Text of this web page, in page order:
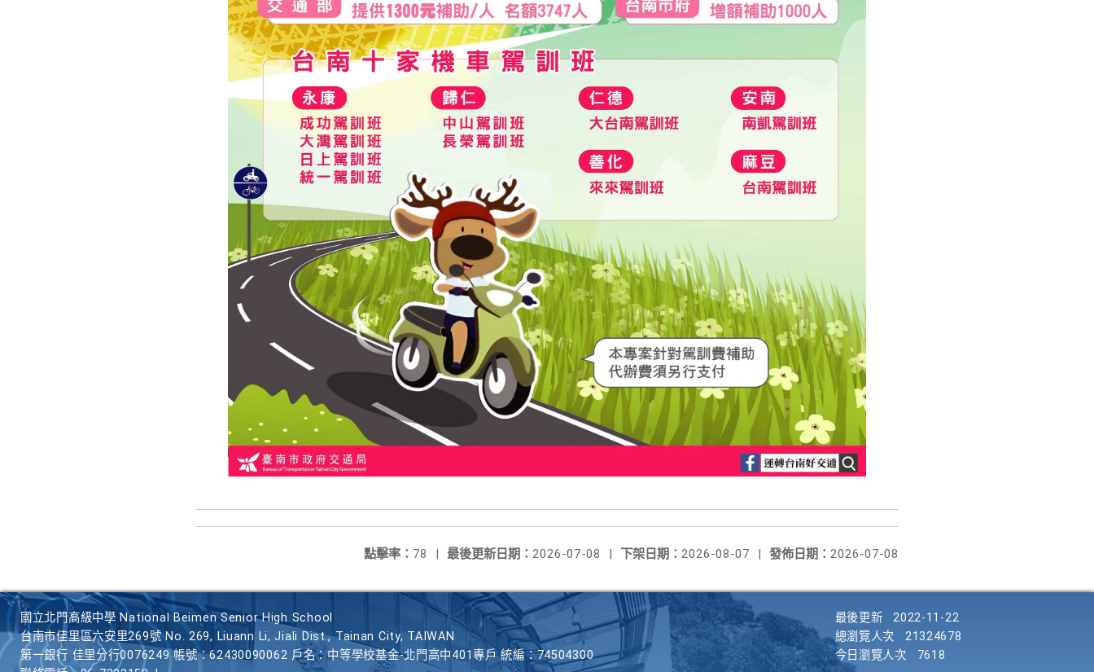
發佈日期： 2026-07-08
下架日期： 2026-08-07 |
最後更新日期： 2026-07-08 |
點擊率： 78 |
國立北門高級中學 National Beimen Senior High School
台南市佳里區六安里269號 No. 269, Liuann Li, Jiali Dist., Tainan City, TAIWAN
第一銀行 佳里分行0076249 帳號：62430090062 戶名：中等學校基金-北門高中401專戶 統編：74504300
最後更新
2022-11-22
總瀏覽人次
21324678
今日瀏覽人次
7618